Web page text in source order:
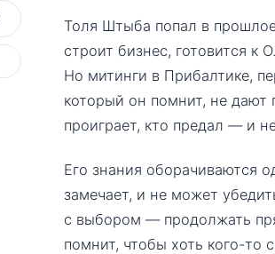
Толя Штыба попал в
строит бизнес, готовится к
Но митинги в Прибалтике,
который он помнит, не дают
проиграет, кто предал — и
Его знания оборачиваются
замечает, и не может
с выбором — продолжать
помнит, чтобы хоть кого-то